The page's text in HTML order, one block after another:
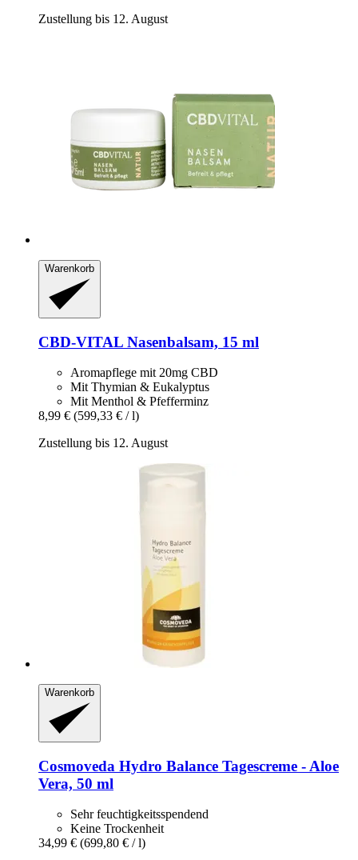
Zustellung bis 12. August
Warenkorb
CBD-VITAL Nasenbalsam, 15 ml
Aromapflege mit 20mg CBD
Mit Thymian & Eukalyptus
Mit Menthol & Pfefferminz
8,99 € (599,33 € / l)
Zustellung bis 12. August
Warenkorb
Cosmoveda Hydro Balance Tagescreme -​ Aloe
Vera, 50 ml
Sehr feuchtigkeitsspendend
Keine Trockenheit
34,99 € (699,80 € / l)